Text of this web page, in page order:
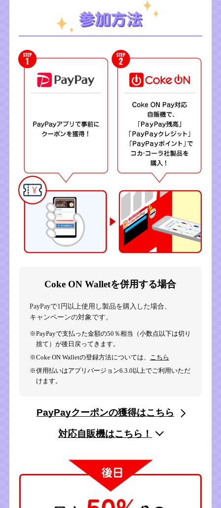
Coke ON Walletを併用する場合
PayPayで1円以上使用し製品を購入した場合、
キャンペーンの対象です。
※PayPayで支払った金額の50％相当（小数点以下は切り
捨て）が後日戻ってきます。
※Coke ON Walletの登録方法については、
こちら
※併用払いはアプリバージョン6.3.0以上でご利用いただ
けます。
PayPayクーポンの獲得はこちら
対応自販機はこちら！